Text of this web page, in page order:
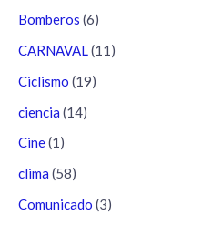
Bomberos (6)
CARNAVAL(11)
Ciclismo (19)
ciencia (14)
Cine(1)
clima (58)
Comunicado (3)